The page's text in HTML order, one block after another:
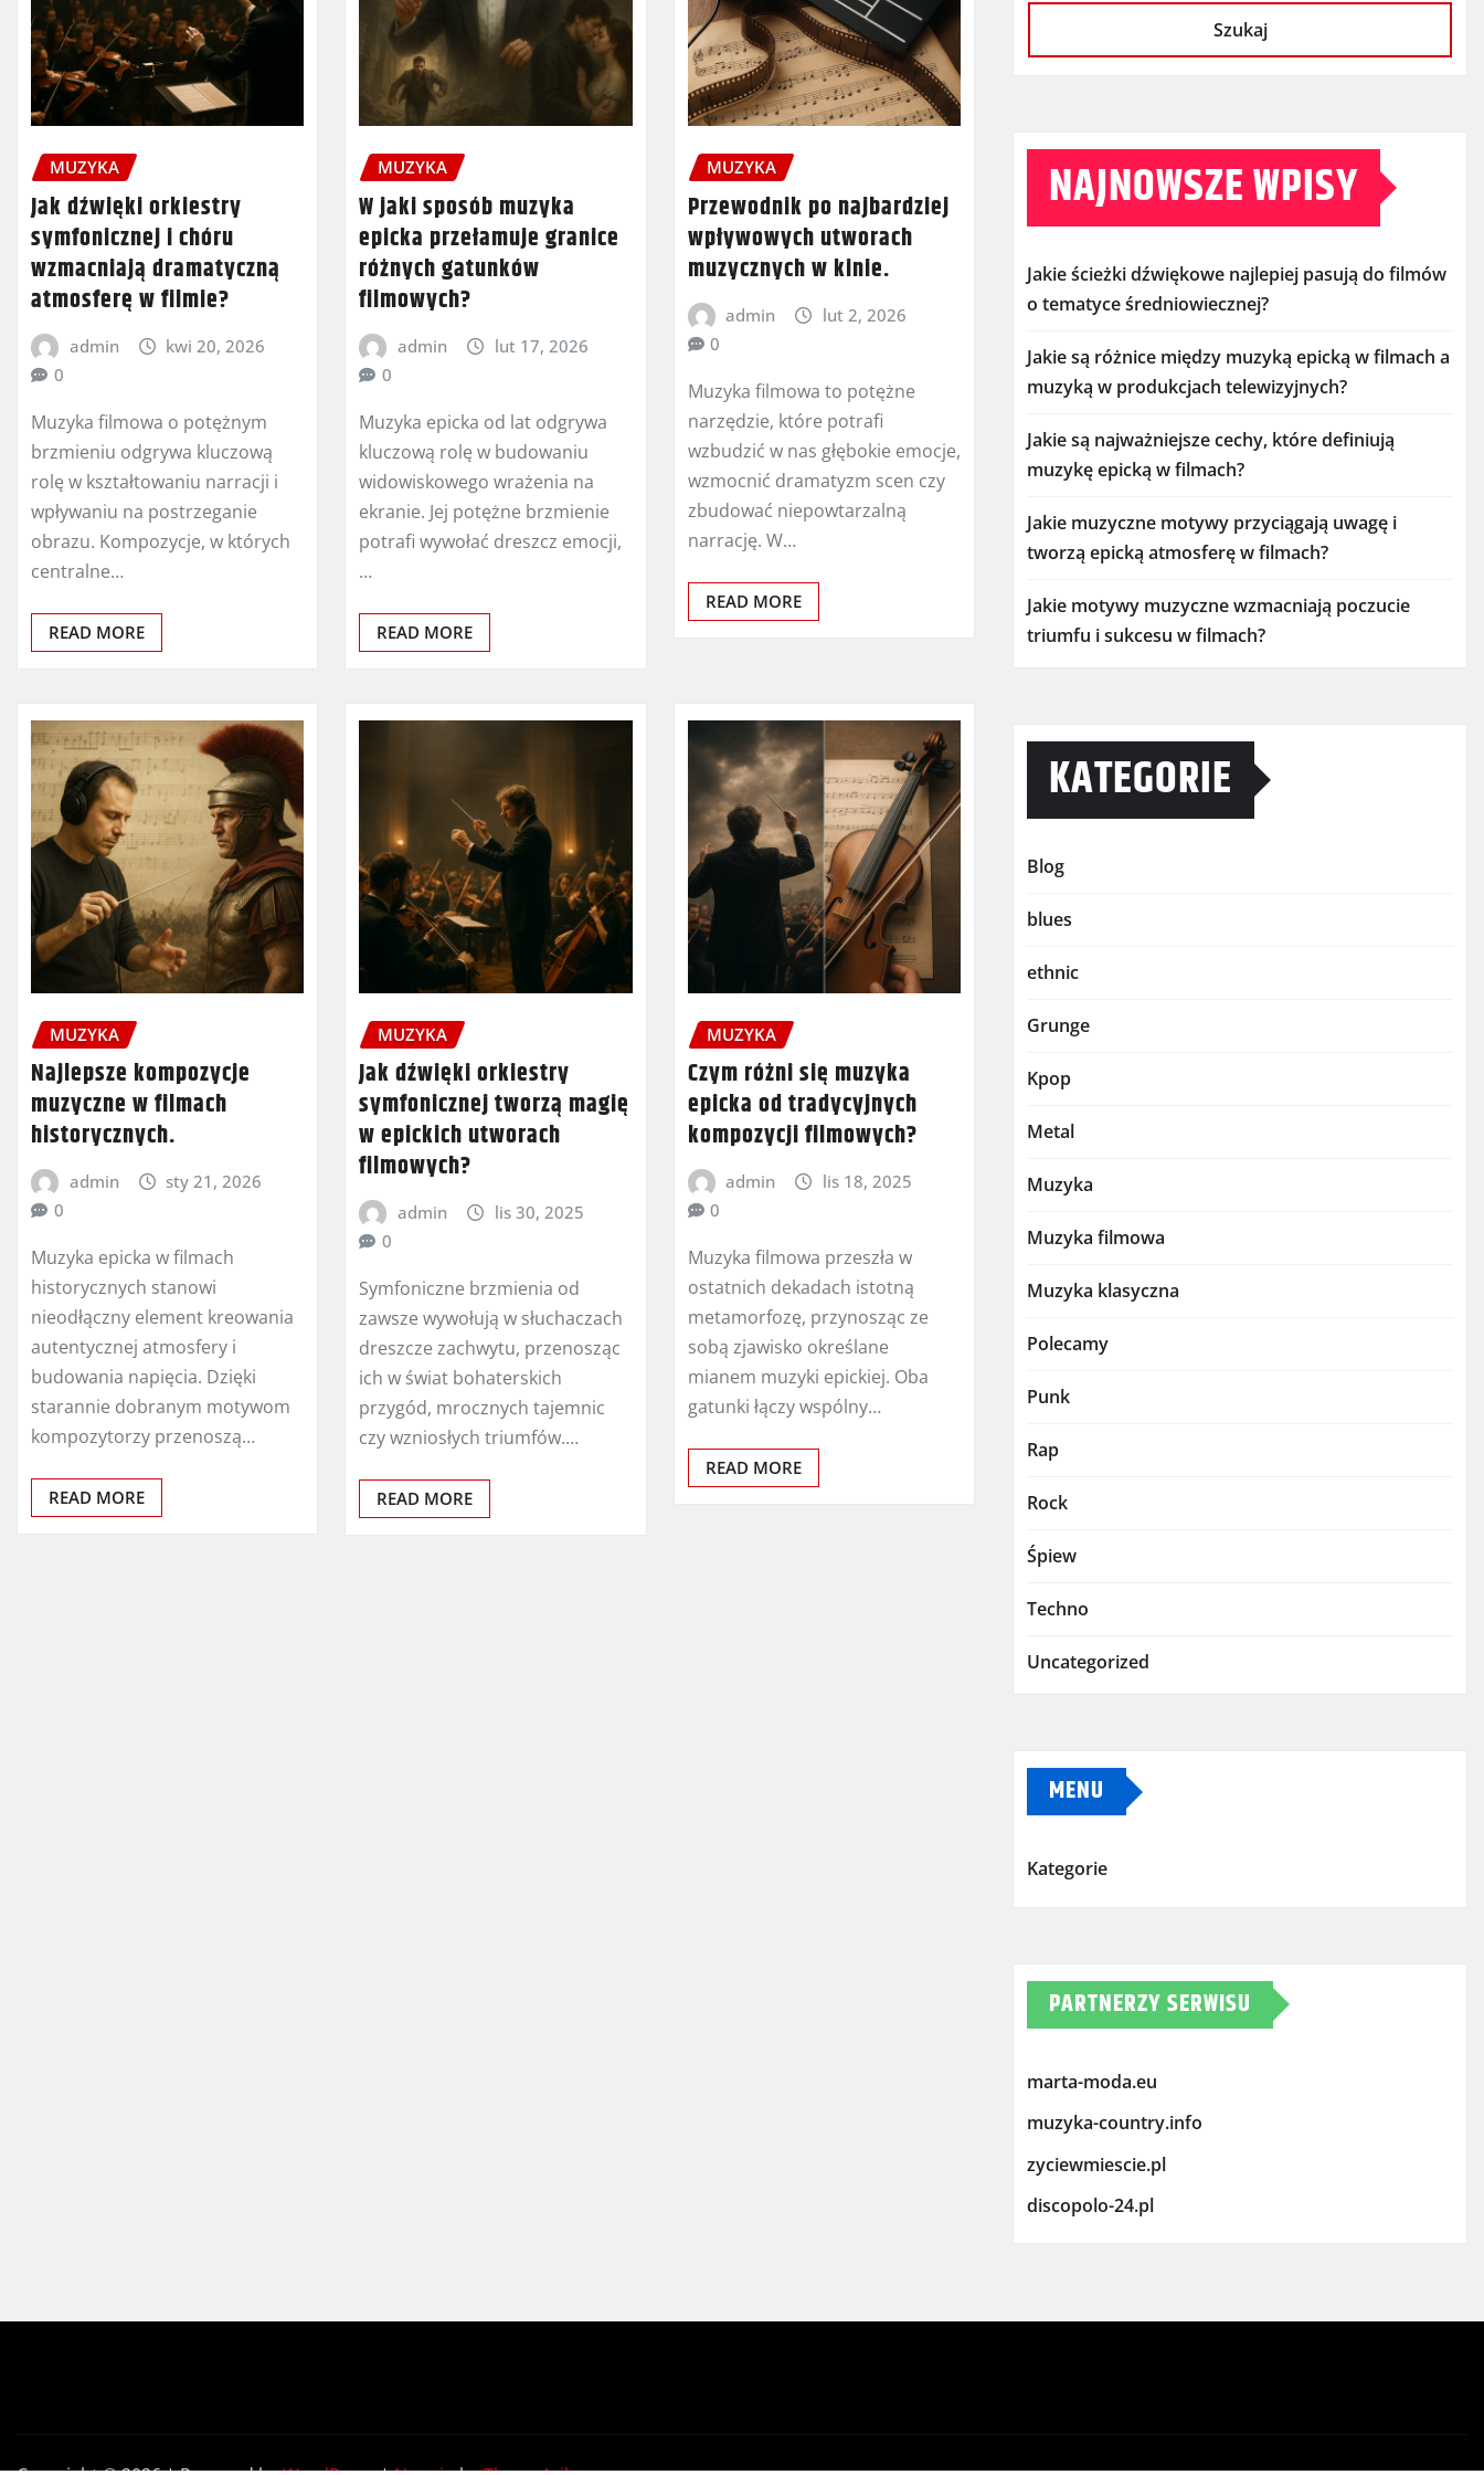
MUZYKA
Jak dźwięki orkiestry
symfonicznej i chóru
wzmacniają dramatyczną
atmosferę w filmie?
admin
kwi 20, 2026
0
Muzyka filmowa o potężnym
brzmieniu odgrywa kluczową
rolę w kształtowaniu narracji i
wpływaniu na postrzeganie
obrazu. Kompozycje, w których
centralne…
READ MORE
MUZYKA
W jaki sposób muzyka
epicka przełamuje granice
różnych gatunków
filmowych?
admin
lut 17, 2026
0
Muzyka epicka od lat odgrywa
kluczową rolę w budowaniu
widowiskowego wrażenia na
ekranie. Jej potężne brzmienie
potrafi wywołać dreszcz emocji,
…
READ MORE
MUZYKA
Przewodnik po najbardziej
wpływowych utworach
muzycznych w kinie.
admin
lut 2, 2026
0
Muzyka filmowa to potężne
narzędzie, które potrafi
wzbudzić w nas głębokie emocje,
wzmocnić dramatyzm scen czy
zbudować niepowtarzalną
narrację. W…
READ MORE
MUZYKA
Najlepsze kompozycje
muzyczne w filmach
historycznych.
admin
sty 21, 2026
0
Muzyka epicka w filmach
historycznych stanowi
nieodłączny element kreowania
autentycznej atmosfery i
budowania napięcia. Dzięki
starannie dobranym motywom
kompozytorzy przenoszą…
READ MORE
MUZYKA
Jak dźwięki orkiestry
symfonicznej tworzą magię
w epickich utworach
filmowych?
admin
lis 30, 2025
0
Symfoniczne brzmienia od
zawsze wywołują w słuchaczach
dreszcze zachwytu, przenosząc
ich w świat bohaterskich
przygód, mrocznych tajemnic
czy wzniosłych triumfów.…
READ MORE
MUZYKA
Czym różni się muzyka
epicka od tradycyjnych
kompozycji filmowych?
admin
lis 18, 2025
0
Muzyka filmowa przeszła w
ostatnich dekadach istotną
metamorfozę, przynosząc ze
sobą zjawisko określane
mianem muzyki epickiej. Oba
gatunki łączy wspólny…
READ MORE
Szukaj
NAJNOWSZE WPISY
Jakie ścieżki dźwiękowe najlepiej pasują do filmów
o tematyce średniowiecznej?
Jakie są różnice między muzyką epicką w filmach a
muzyką w produkcjach telewizyjnych?
Jakie są najważniejsze cechy, które definiują
muzykę epicką w filmach?
Jakie muzyczne motywy przyciągają uwagę i
tworzą epicką atmosferę w filmach?
Jakie motywy muzyczne wzmacniają poczucie
triumfu i sukcesu w filmach?
KATEGORIE
Blog
blues
ethnic
Grunge
Kpop
Metal
Muzyka
Muzyka filmowa
Muzyka klasyczna
Polecamy
Punk
Rap
Rock
Śpiew
Techno
Uncategorized
MENU
Kategorie
PARTNERZY SERWISU
marta-moda.eu
muzyka-country.info
zyciewmiescie.pl
discopolo-24.pl